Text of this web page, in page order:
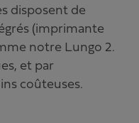
disposent de
(imprimante
notre Lungo 2.
et par
coûteuses.